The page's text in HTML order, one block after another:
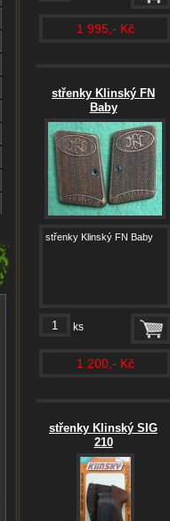
1 995,- Kč
střenky Klinský FN
Baby
střenky Klinský FN Baby
ks
1 200,- Kč
střenky Klinský SIG
210